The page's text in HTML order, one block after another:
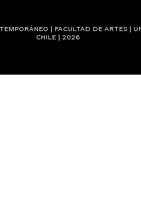
| FACULTAD DE ARTES |
CHILE | 2026